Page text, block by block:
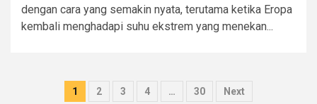
dengan cara yang semakin nyata, terutama ketika Eropa
kembali menghadapi suhu ekstrem yang menekan...
Posts
1 2 3 4 … 30 Next